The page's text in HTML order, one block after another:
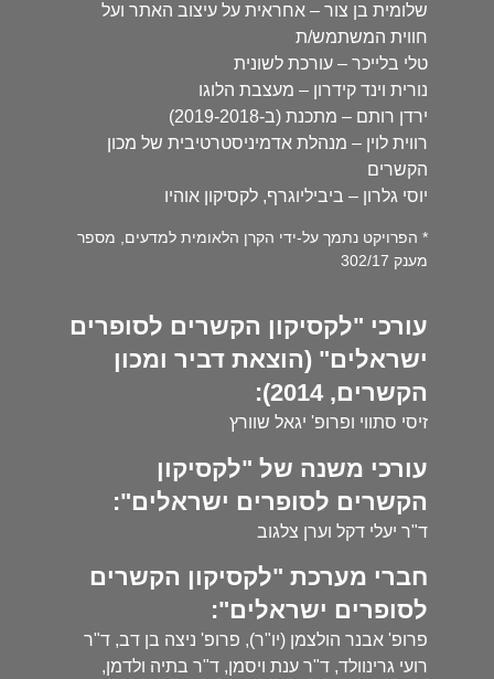
שלומית בן צור – אחראית על עיצוב האתר ועל
חווית המשתמש/ת
טלי בלייכר – עורכת לשונית
נורית וינד קידרון – מעצבת הלוגו
ירדן רותם – מתכנת (ב-2019-2018)
רווית לוין – מנהלת אדמיניסטרטיבית של מכון
הקשרים
יוסי גלרון – ביביליוגרף, לקסיקון אוהיו
* הפרויקט נתמך על-ידי הקרן הלאומית למדעים, מספר
מענק 302/17
עורכי "לקסיקון הקשרים לסופרים
ישראלים" (הוצאת דביר ומכון
הקשרים, 2014):
זיסי סתווי ופרופ' יגאל שוורץ
עורכי משנה של "לקסיקון
הקשרים לסופרים ישראלים":
ד"ר יעלי דקל וערן צלגוב
חברי מערכת "לקסיקון הקשרים
לסופרים ישראלים":
פרופ' אבנר הולצמן (יו"ר), פרופ' ניצה בן דב, ד"ר
רועי גרינוולד, ד"ר ענת ויסמן, ד"ר בתיה ולדמן,